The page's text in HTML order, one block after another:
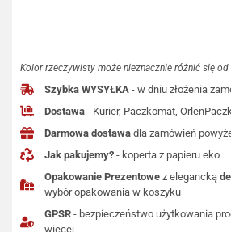
Kolor rzeczywisty może nieznacznie różnić się od
Szybka WYSYŁKA - w dniu złożenia
Dostawa - Kurier, Paczkomat,
Darmowa dostawa dla zamówień
Jak pakujemy? - koperta z papieru eko
Opakowanie Prezentowe z elegancką
wybór opakowania w koszyku
GPSR - bezpieczeństwo użytkowania
więcej